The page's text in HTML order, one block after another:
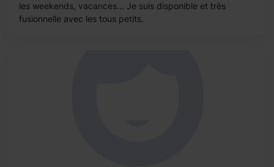
les weekends, vacances... Je suis disponible et très
fusionnelle avec les tous petits.